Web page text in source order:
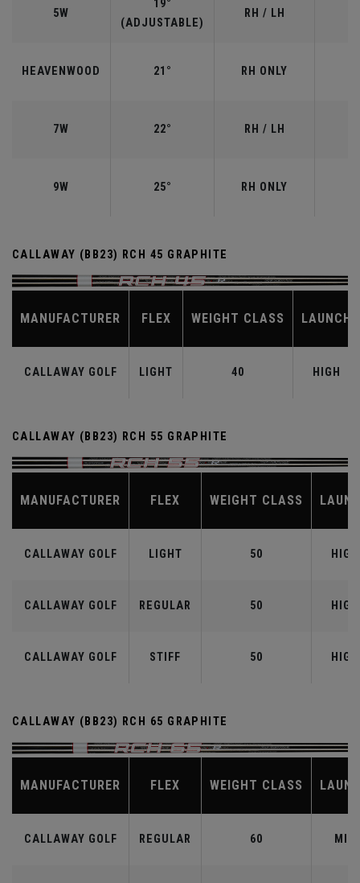
5W
19°
(ADJUSTABLE)
RH / LH
HEAVENWOOD 21° RH ONLY
7W 22° RH / LH
9W 25° RH ONLY
CALLAWAY (BB23) RCH 45 GRAPHITE
MANUFACTURER FLEX WEIGHT CLASS LAUNCH
CALLAWAY GOLF LIGHT 40 HIGH
CALLAWAY (BB23) RCH 55 GRAPHITE
MANUFACTURER FLEX WEIGHT CLASS
CALLAWAY GOLF LIGHT 50 HIGH
CALLAWAY GOLF REGULAR 50 HIGH
CALLAWAY GOLF STIFF 50 HIGH
CALLAWAY (BB23) RCH 65 GRAPHITE
MANUFACTURER FLEX WEIGHT CLASS
CALLAWAY GOLF REGULAR 60 MID